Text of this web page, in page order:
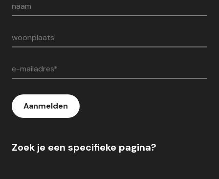
naam
woonplaats
e-mailadres*
Aanmelden
Zoek je een specifieke pagina?